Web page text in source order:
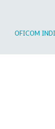
OFICOM